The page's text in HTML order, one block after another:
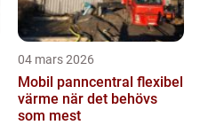
04 mars 2026
Mobil panncentral flexibel
värme när det behövs
som mest